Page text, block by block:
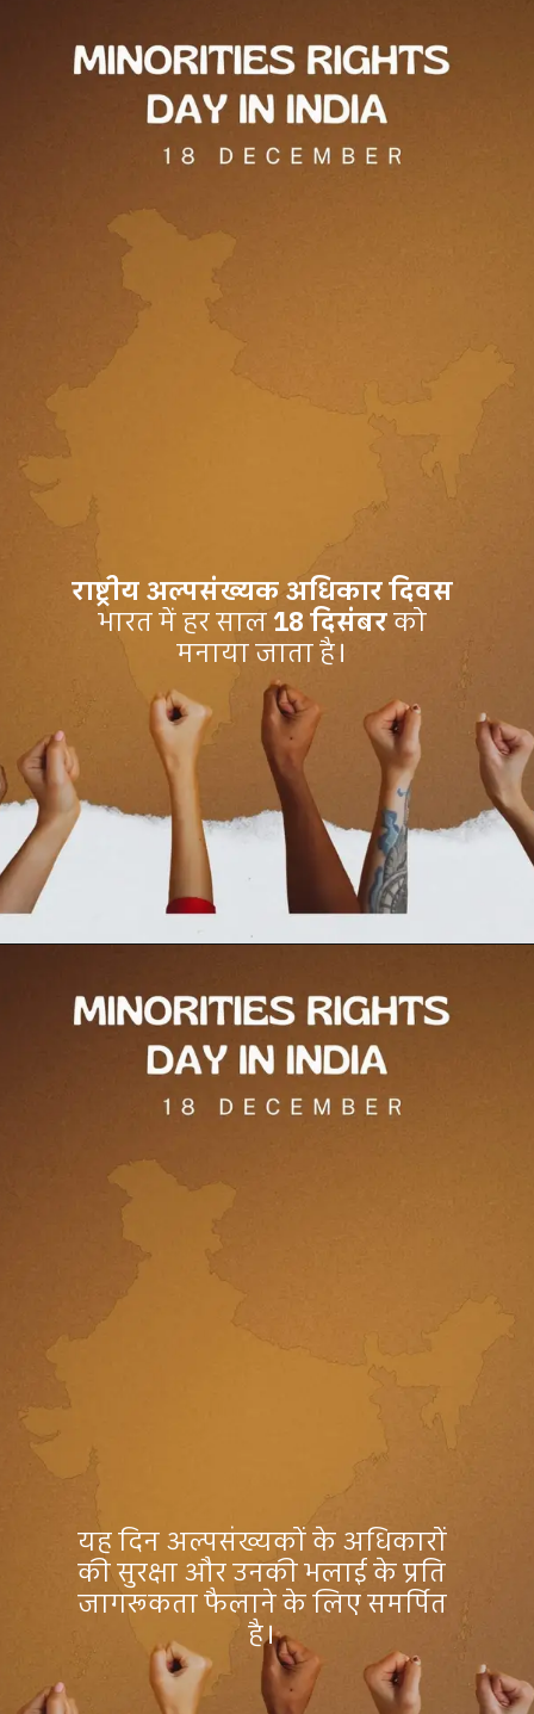
राष्ट्रीय अल्पसंख्यक अधिकार दिवस
भारत में हर साल18 दिसंबरको
मनाया जाता है।
यह दिन अल्पसंख्यकों के अधिकारों
की सुरक्षा और उनकी भलाई के प्रति
जागरूकता फैलाने के लिए समर्पित
है।